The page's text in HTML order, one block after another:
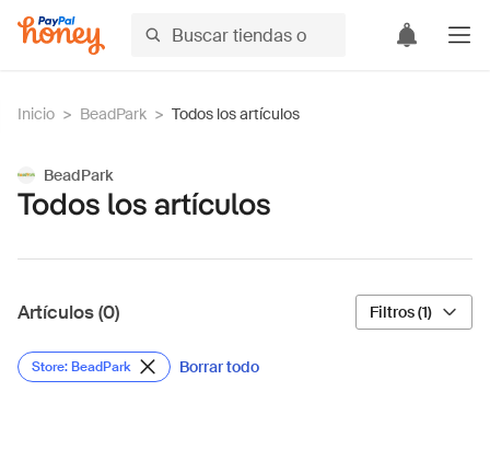
Inicio > BeadPark > Todos los artículos
BeadPark
Todos los artículos
Artículos (0) Filtros (1)
Store: BeadPark Borrar todo